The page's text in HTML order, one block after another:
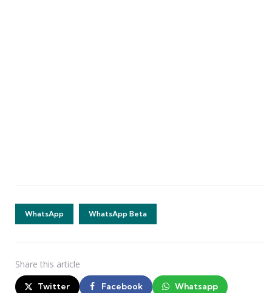
WhatsApp WhatsApp Beta
Share this article
Twitter Facebook Whatsapp